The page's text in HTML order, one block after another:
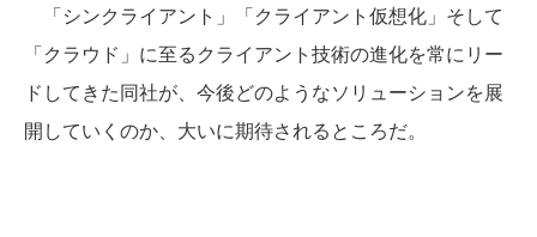
「シンクライアント」「クライアント仮想化」そして
「クラウド」に至るクライアント技術の進化を常にリー
ドしてきた同社が、今後どのようなソリューションを展
開していくのか、大いに期待されるところだ。